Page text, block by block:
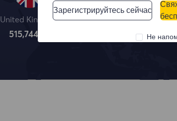
United Kingdom
515,745
France
1,042,773 IPs
Зарегистрируйтесь сейчас
Не